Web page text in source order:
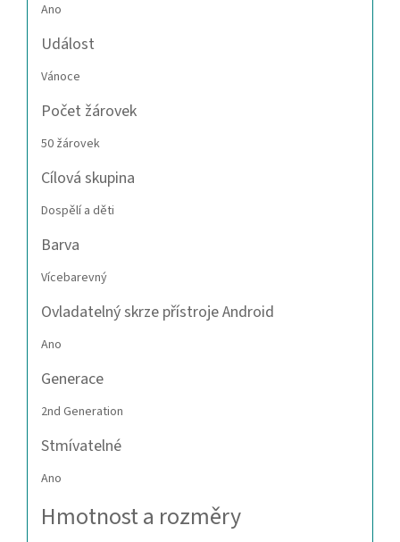
Ano
Událost
Vánoce
Počet žárovek
50 žárovek
Cílová skupina
Dospělí a děti
Barva
Vícebarevný
Ovladatelný skrze přístroje Android
Ano
Generace
2nd Generation
Stmívatelné
Ano
Hmotnost a rozměry